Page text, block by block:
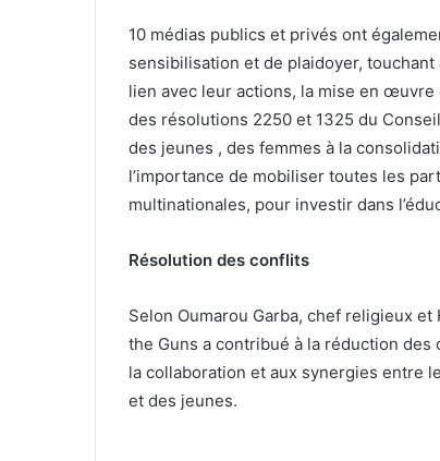
10 médias publics et privés ont
sensibilisation et de plaidoyer,
lien avec leur actions, la mise en œuvre
des résolutions 2250 et 1325 du
des jeunes , des femmes à la
l’importance de mobiliser toutes les
multinationales, pour investir dans
Résolution des conflits
Selon Oumarou Garba, chef religieux
the Guns a contribué à la réduction des
la collaboration et aux synergies entre
et des jeunes.